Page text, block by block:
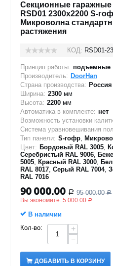
Секционные гаражные
RSD01 2300x2200 S-
Микроволна
растяжения
КОД: RSD01-
Принцип работы: подъемные
Производитель: DoorHan
Страна производства: Россия
Ширина: 2300 мм
Высота: 2200 мм
Автоматика в комплекте: нет
Возможность установки
Система уравновешивания
Тип панели: S-гофр,
Цвет: Бордовый RAL 3005,
Серебристый RAL 9006,
5005, Красный RAL 3000,
RAL 8017, Серый RAL 7004,
RAL 7016
90 000.00 Р 95 000.00 Р
Вы экономите: 5 000.00 Р
В наличии
Кол-во:
+
−
ДОБАВИТЬ В КОРЗИНУ